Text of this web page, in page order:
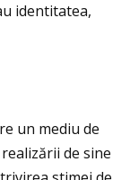
identitatea,
un mediu de
de sine